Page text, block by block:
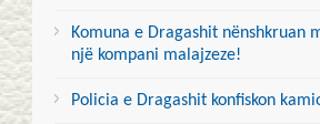
Komuna e Dragashit nënshkruan
një kompani malajzeze!
Policia e Dragashit konfiskon